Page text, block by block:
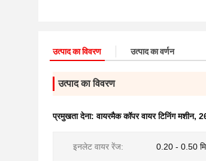
उत्पाद का विवरण उत्पाद का वर्णन
उत्पाद का विवरण
प्रमुखता देना:वायरमैक कॉपर वायर टिनिंग मशीन,
इनलेट वायर रेंज: 0.20 - 0.50